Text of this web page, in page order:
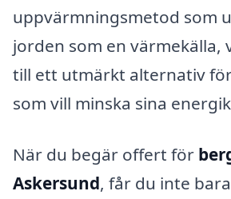
uppvärmningsmetod som
jorden som en värmekälla,
till ett utmärkt alternativ
som vill minska sina
När du begär offert för
Askersund, får du inte